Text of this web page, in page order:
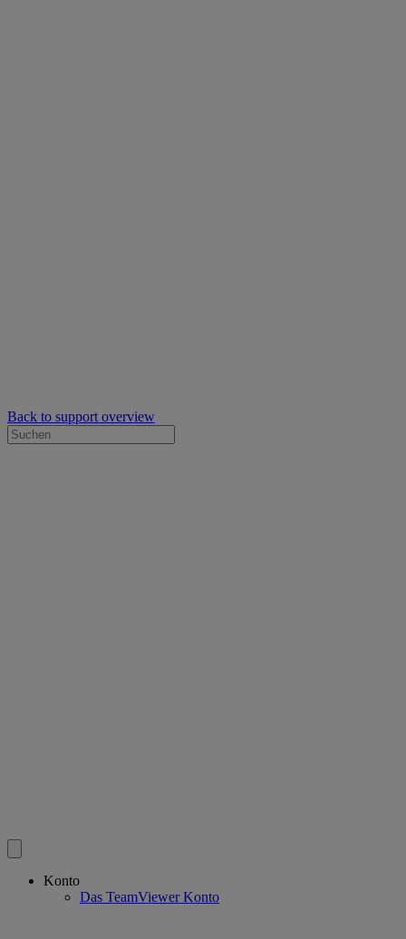
Back to support overview
Konto
Das TeamViewer Konto